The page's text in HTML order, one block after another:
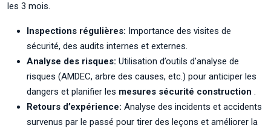
les 3 mois.
Inspections régulières: Importance des visites de
sécurité, des audits internes et externes.
Analyse des risques: Utilisation d’outils d’analyse de
risques (AMDEC, arbre des causes, etc.) pour anticiper les
dangers et planifier les mesures sécurité construction .
Retours d’expérience: Analyse des incidents et accidents
survenus par le passé pour tirer des leçons et améliorer la